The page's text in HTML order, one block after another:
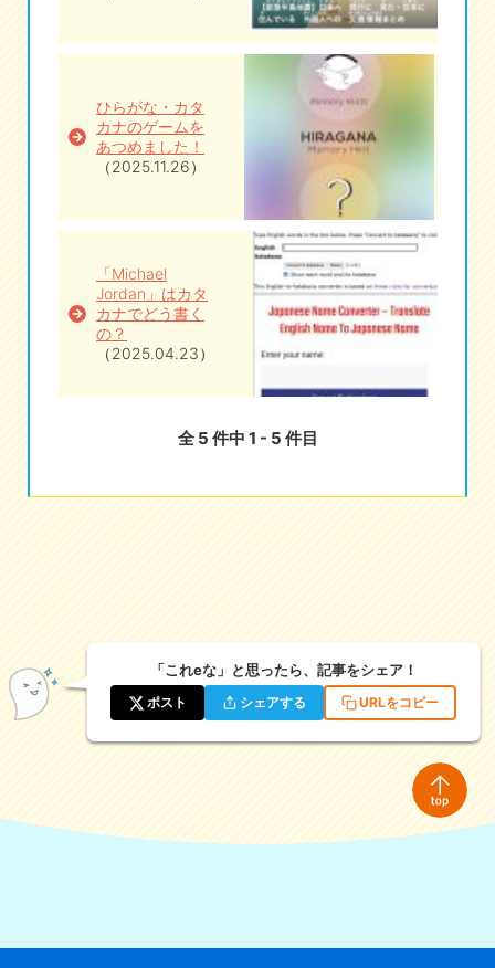
ひらがな・カタ
カナのゲームを
あつめました！
（2025.11.26）
「Michael
Jordan」はカタ
カナでどう書く
の？
（2025.04.23）
全 5 件中 1 - 5 件目
「これeな」と思ったら、記事をシェア！
ポスト シェアする URLをコピー